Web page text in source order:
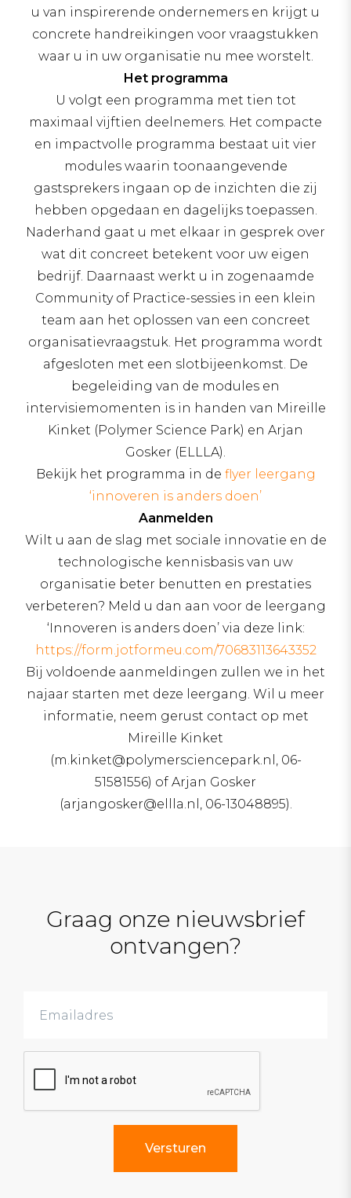
u van inspirerende ondernemers en krijgt u
concrete handreikingen voor vraagstukken
waar u in uw organisatie nu mee worstelt.
Het programma
U volgt een programma met tien tot
maximaal vijftien deelnemers. Het compacte
en impactvolle programma bestaat uit vier
modules waarin toonaangevende
gastsprekers ingaan op de inzichten die zij
hebben opgedaan en dagelijks toepassen.
Naderhand gaat u met elkaar in gesprek over
wat dit concreet betekent voor uw eigen
bedrijf. Daarnaast werkt u in zogenaamde
Community of Practice-sessies in een klein
team aan het oplossen van een concreet
organisatievraagstuk. Het programma wordt
afgesloten met een slotbijeenkomst. De
begeleiding van de modules en
intervisiemomenten is in handen van Mireille
Kinket (Polymer Science Park) en Arjan
Gosker (ELLLA).
Bekijk het programma in de flyer leergang
‘innoveren is anders doen’
Aanmelden
Wilt u aan de slag met sociale innovatie en de
technologische kennisbasis van uw
organisatie beter benutten en prestaties
verbeteren? Meld u dan aan voor de leergang
‘Innoveren is anders doen’ via deze link:
https://form.jotformeu.com/70683113643352
Bij voldoende aanmeldingen zullen we in het
najaar starten met deze leergang. Wil u meer
informatie, neem gerust contact op met
Mireille Kinket
(m.kinket@polymersciencepark.nl, 06-
51581556) of Arjan Gosker
(arjangosker@ellla.nl, 06-13048895).
Graag onze nieuwsbrief
ontvangen?